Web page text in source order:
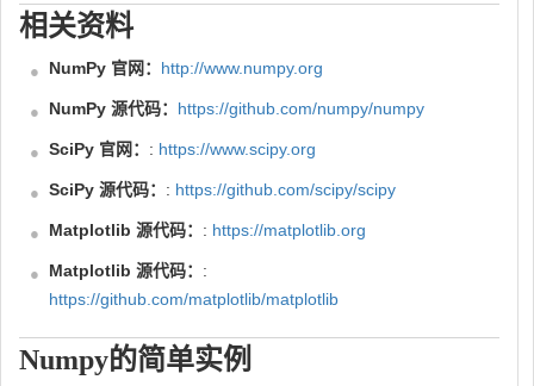
相关资料
NumPy 官网： http://www.numpy.org
NumPy 源代码： https://github.com/numpy/numpy
SciPy 官网： : https://www.scipy.org
SciPy 源代码： : https://github.com/scipy/scipy
Matplotlib 源代码： : https://matplotlib.org
Matplotlib 源代码： :
https://github.com/matplotlib/matplotlib
Numpy的简单实例